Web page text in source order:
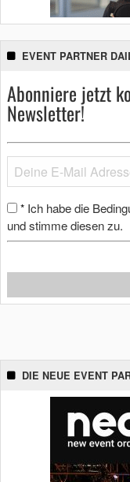
EVENT PARTNER
Abonniere jetzt
Newsletter!
* Ich habe die
und stimme diesen zu.
DIE NEUE EVENT